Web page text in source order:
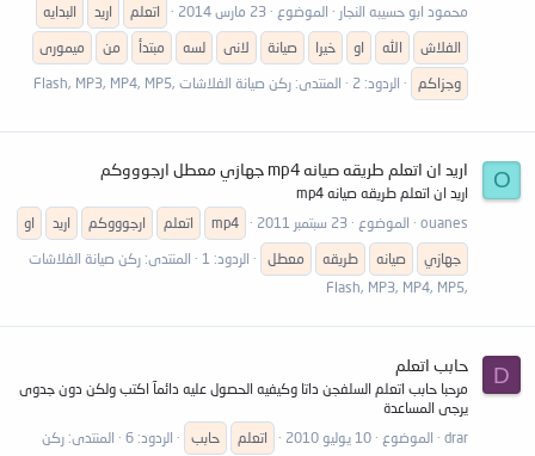
محمود ابو حسيبه النجار
الموضوع 23 مارس 2014 اتعلم اريد
البدايه
الفلاش
الله او خيرا صيانة لانى لسه مبتدأ من
ميمورى
وجزاكم
الردود: 2 المنتدى: ركن صيانة الفلاشات ,Flash, MP3, MP4, MP5
O اريد ان اتعلم طريقه صيانه mp4 جهازي معطل ارجوووكم
اريد ان اتعلم طريقه صيانه mp4
ouanes
الموضوع 23 سبتمبر 2011 mp4 اتعلم ارجوووكم اريد
او
جهازي
صيانه طريقه معطل الردود: 1 المنتدى: ركن صيانة الفلاشات
,Flash, MP3, MP4, MP5
D حابب اتعلم
مرحبا حابب اتعلم السلفجن داتا وكيفيه الحصول عليه دائمآ اكتب ولكن دون جدوى
يرجى المساعدة
drar
الموضوع 10 يوليو 2010 اتعلم حابب الردود: 6 المنتدى: ركن